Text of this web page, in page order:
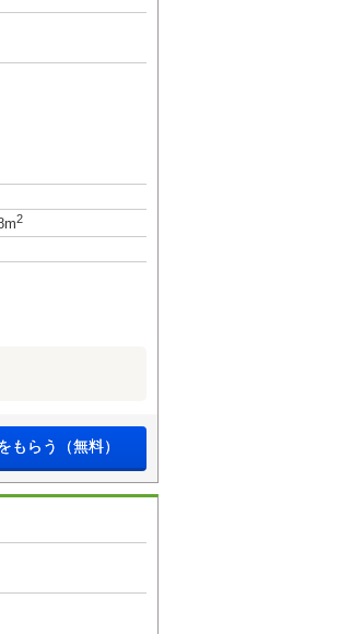
2
もらう（無料）